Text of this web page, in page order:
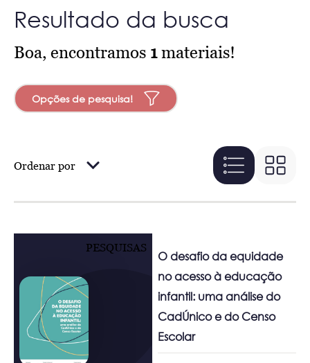
Resultado da busca
Boa, encontramos 1materiais!
Opções de pesquisa!
Ordenar por
PESQUISAS
O desafio da equidade
no acesso à educação
infantil: uma análise do
CadÚnico e do Censo
Escolar